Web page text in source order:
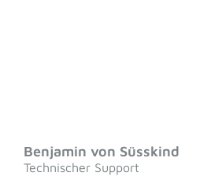
Benjamin von Süsskind
Technischer Support